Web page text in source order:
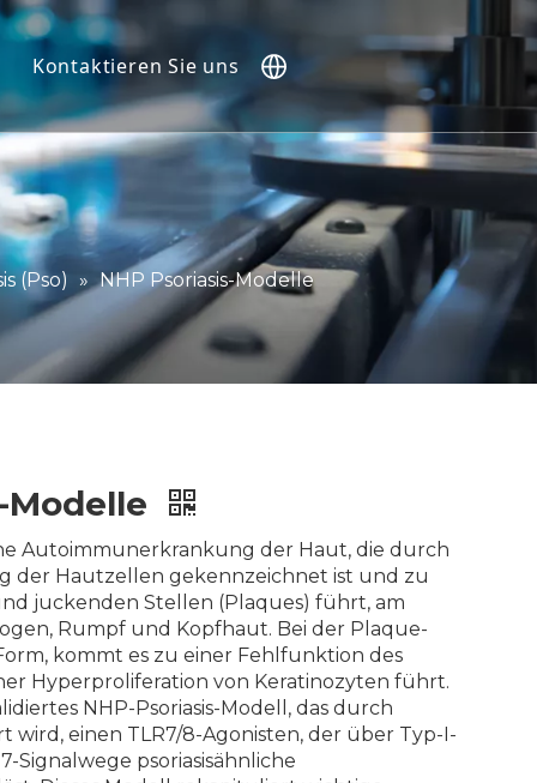
Kontaktieren Sie uns
(Pso) » NHP Psoriasis-Modelle
Modelle
Autoimmunerkrankung der Haut, die durch
der Hautzellen gekennzeichnet ist und zu
juckenden Stellen (Plaques) führt, am
Rumpf und Kopfhaut. Bei der Plaque-
kommt es zu einer Fehlfunktion des
Hyperproliferation von Keratinozyten führt.
NHP-Psoriasis-Modell, das durch
wird, einen TLR7/8-Agonisten, der über Typ-I-
Signalwege psoriasisähnliche